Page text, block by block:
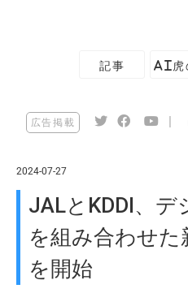
記事 AI虎
広告掲載
2024-07-27
JALとKDDI、
を組み合わせた
を開始